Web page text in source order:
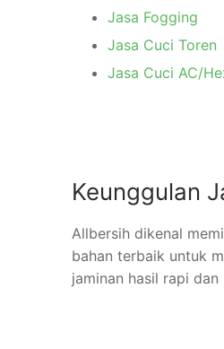
Jasa Fogging
Jasa Cuci Toren
Jasa Cuci AC/
Keunggulan
Allbersih dikenal
bahan terbaik untuk
jaminan hasil rapi